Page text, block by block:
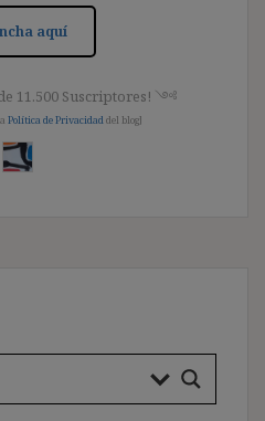
aquí
11.500 Suscriptores! ༺
Política de Privacidad del blog]